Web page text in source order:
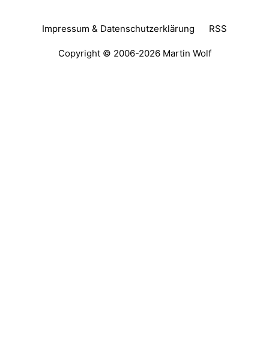
Impressum & Datenschutzerklärung RSS
Copyright © 2006-2026 Martin Wolf